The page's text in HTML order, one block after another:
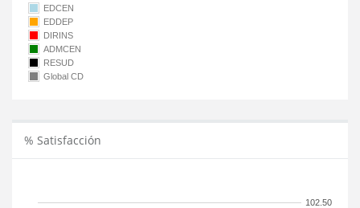
EDCEN
EDDEP
DIRINS
ADMCEN
RESUD
Global CD
% Satisfacción
102.50